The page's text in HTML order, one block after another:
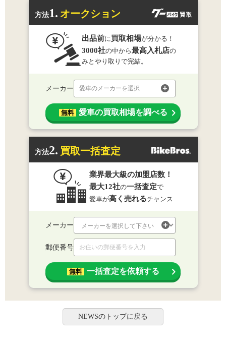
方法1. オークション
出品前に買取相場が分かる！
3000社の中から最高入札店の
みとやり取りで完結。
メーカー 愛車のメーカーを選択
無料 愛車の買取相場を調べる
方法2. 買取一括査定
業界最大級の加盟店数！
最大12社の一括査定で
愛車が高く売れるチャンス
メーカー
郵便番号
無料 一括査定を依頼する
NEWSのトップに戻る